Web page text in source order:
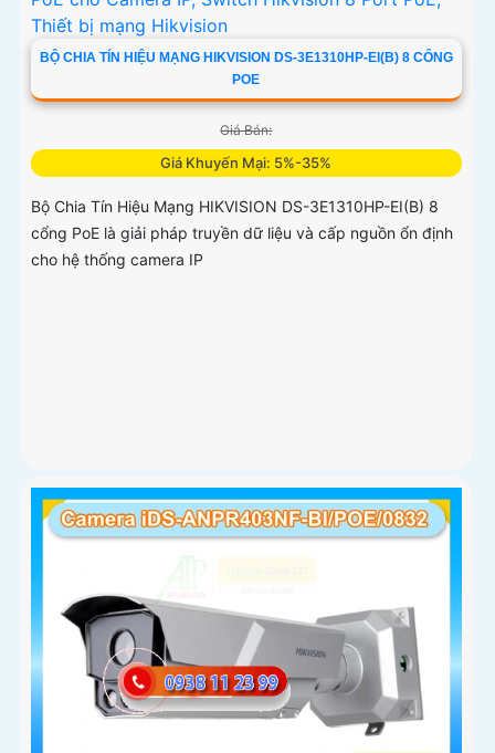
BỘ CHIA TÍN HIỆU MẠNG HIKVISION DS-3E1310HP-EI(B) 8 CỔNG
POE
Giá Bán:
Giá Khuyến Mại: 5%-35%
Bộ Chia Tín Hiệu Mạng HIKVISION DS-3E1310HP-EI(B) 8
cổng PoE là giải pháp truyền dữ liệu và cấp nguồn ổn định
cho hệ thống camera IP